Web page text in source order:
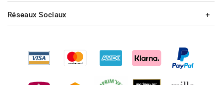
Réseaux Sociaux